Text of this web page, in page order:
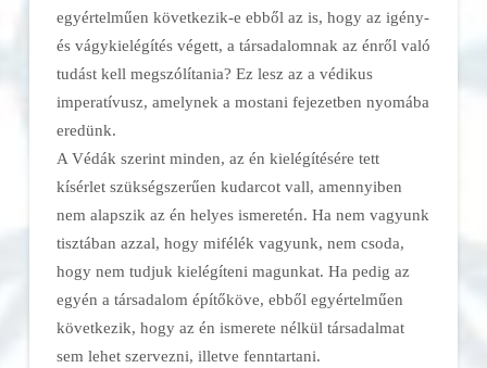
egyértelműen következik-e ebből az is, hogy az igény-
és vágykielégítés végett, a társadalomnak az énről való
tudást kell megszólítania? Ez lesz az a védikus
imperatívusz, amelynek a mostani fejezetben nyomába
eredünk.
A Védák szerint minden, az én kielégítésére tett
kísérlet szükségszerűen kudarcot vall, amennyiben
nem alapszik az én helyes ismeretén. Ha nem vagyunk
tisztában azzal, hogy mifélék vagyunk, nem csoda,
hogy nem tudjuk kielégíteni magunkat. Ha pedig az
egyén a társadalom építőköve, ebből egyértelműen
következik, hogy az én ismerete nélkül társadalmat
sem lehet szervezni, illetve fenntartani.